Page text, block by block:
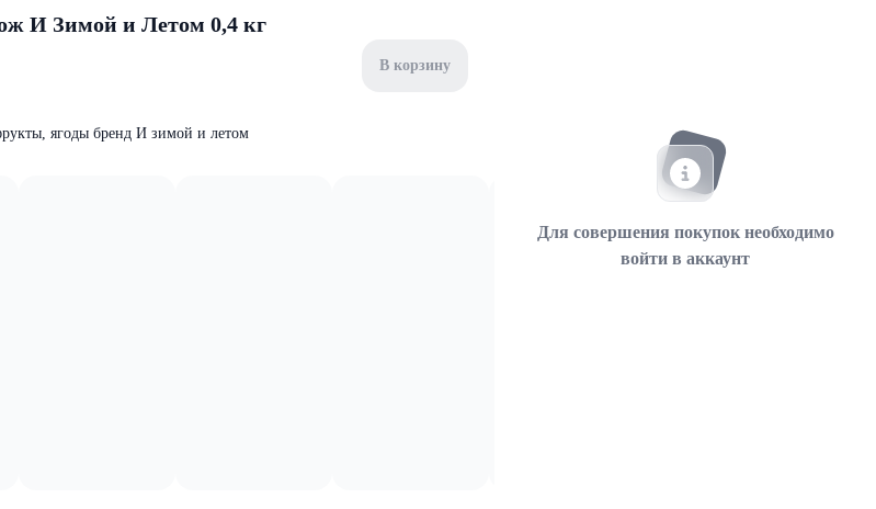
И Зимой и Летом 0,4 кг
В корзину
ягоды бренд И зимой и летом
Для совершения покупок необходимо
войти в аккаунт